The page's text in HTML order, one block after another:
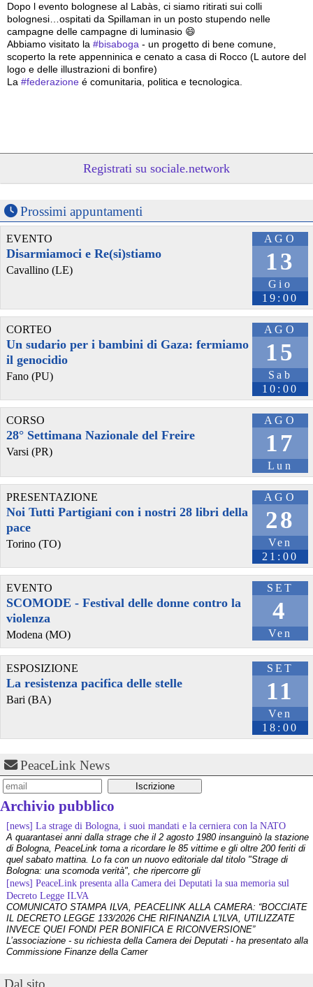
Dopo l evento bolognese al Labàs, ci siamo ritirati sui colli
bolognesi…ospitati da Spillaman in un posto stupendo nelle
campagne delle campagne di luminasio 😄
Abbiamo visitato la #bisaboga - un progetto di bene comune,
scoperto la rete appenninica e cenato a casa di Rocco (L autore del
logo e delle illustrazioni di bonfire)
La #federazione é comunitaria, politica e tecnologica.
@radiondadurto
12/12/2024 17:15
LAGO DI GARDA: IL NUOVO DEPURATORE SARÀ A LONATO, GLI
SCARICHI SEMPRE NEL CHIESE. INSODDISFATTI I COMITATI
GianlucaBordiga
#benaco #Esenta #Lonato
@alsivx - 15/10/2024 16:39
PLIN PLON!
#Snikket, prima di renderla operativa definitivamente. Devo
spostare i contatti che ho sul vecchio profilo di Lightwitch a quello
nuovo. Se doveste ricevere degli inviti sono io. Per chi, invece,
avesse piacere di condividere il contatto può scrivermi in privato.
Fine messaggio di servizio.
#MessaggisticaIstantanea
#XMPP
@radiondadurto - 19/9/2024 14:20
DICHIARAZIONE DEI DIRITTI DEL GARDA: INTERVISTA AI
DOCENTI UNIVERSITARI PASQUALE VIOLA E FRANCESCO
#Geografied
Registrati su sociale.network
Prossimi appuntamenti
AGO
13
Gio
19:00
EVENTO
Disarmiamoci e Re(si)stiamo
Cavallino (LE)
AGO
15
Sab
10:00
CORTEO
Un sudario per i bambini di Gaza: fermiamo
il genocidio
Fano (PU)
AGO
17
Lun
CORSO
28° Settimana Nazionale del Freire
Varsi (PR)
AGO
28
Ven
21:00
PRESENTAZIONE
Noi Tutti Partigiani con i nostri 28 libri della
pace
Torino (TO)
SET
4
Ven
EVENTO
SCOMODE - Festival delle donne contro la
violenza
Modena (MO)
SET
11
Ven
18:00
ESPOSIZIONE
La resistenza pacifica delle stelle
Bari (BA)
PeaceLink News
Archivio pubblico
[news] La strage di Bologna, i suoi mandati e la cerniera con la NATO
A quarantasei anni dalla strage che il 2 agosto 1980 insanguinò la stazione
di Bologna, PeaceLink torna a ricordare le 85 vittime e gli oltre 200 feriti di
quel sabato mattina. Lo fa con un nuovo editoriale dal titolo "Strage di
Bologna: una scomoda verità", che ripercorre gli
[news] PeaceLink presenta alla Camera dei Deputati la sua memoria sul
Decreto Legge ILVA
COMUNICATO STAMPA ILVA, PEACELINK ALLA CAMERA: “BOCCIATE
IL DECRETO LEGGE 133/2026 CHE RIFINANZIA L'ILVA, UTILIZZATE
INVECE QUEI FONDI PER BONIFICA E RICONVERSIONE”
L’associazione - su richiesta della Camera dei Deputati - ha presentato alla
Commissione Finanze della Camer